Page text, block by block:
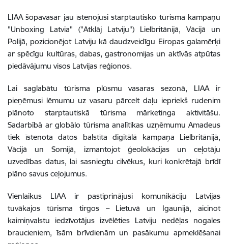
LIAA šopavasar jau īstenojusi starptautisko tūrisma kampaņu
"Unboxing Latvia" ("Atklāj Latviju") Lielbritānijā, Vācijā un
Polijā, pozicionējot Latviju kā daudzveidīgu Eiropas galamērķi
ar spēcīgu kultūras, dabas, gastronomijas un aktīvās atpūtas
piedāvājumu visos Latvijas reģionos.
Lai saglabātu tūrisma plūsmu vasaras sezonā, LIAA ir
pieņēmusi lēmumu uz vasaru pārcelt daļu iepriekš rudenim
plānoto starptautiskā tūrisma mārketinga aktivitāšu.
Sadarbībā ar globālo tūrisma analītikas uzņēmumu Amadeus
tiek īstenota datos balstīta digitālā kampaņa Lielbritānijā,
Vācijā un Somijā, izmantojot ģeolokācijas un ceļotāju
uzvedības datus, lai sasniegtu cilvēkus, kuri konkrētajā brīdī
plāno savus ceļojumus.
Vienlaikus LIAA ir pastiprinājusi komunikāciju Latvijas
tuvākajos tūrisma tirgos – Lietuvā un Igaunijā, aicinot
kaimiņvalstu iedzīvotājus izvēlēties Latviju nedēļas nogales
braucieniem, īsām brīvdienām un pasākumu apmeklēšanai